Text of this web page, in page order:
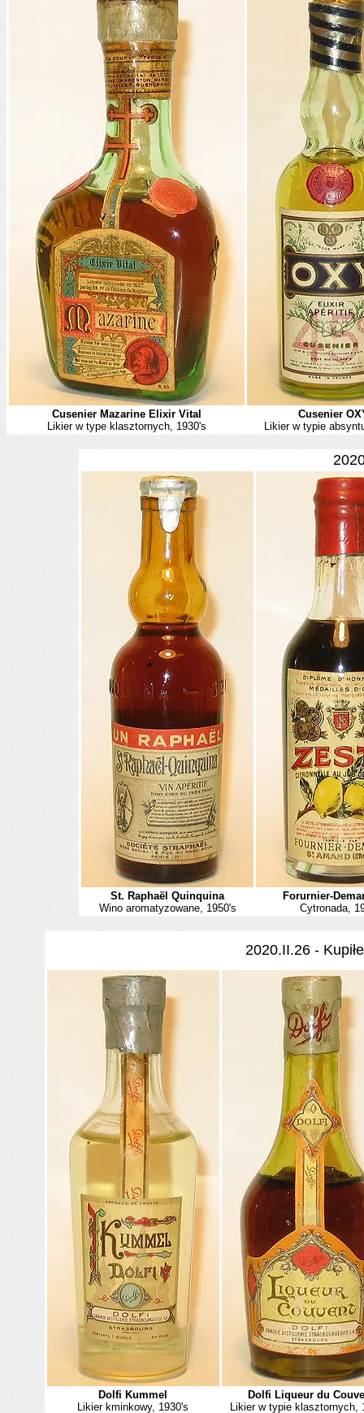
Cusenier Mazarine Elixir Vital
Likier w type klasztornych, 1930's
Cusenier
Likier w typie
St. Raphaël Quinquina
Wino aromatyzowane, 1950's
Forurnier-
Cytronada,
2020.II.26 -
Dolfi Kummel
Likier kminkowy, 1930's
Dolfi Liqueur du
Likier w typie klasztornych,